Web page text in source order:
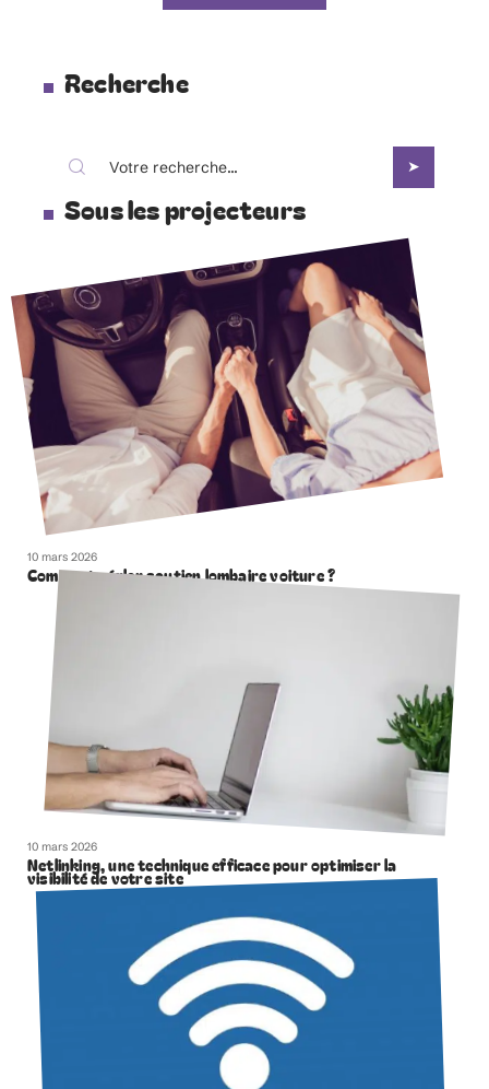
Recherche
Sous les projecteurs
10 mars 2026
Comment régler soutien lombaire voiture ?
10 mars 2026
Netlinking, une technique efficace pour optimiser la
visibilité de votre site